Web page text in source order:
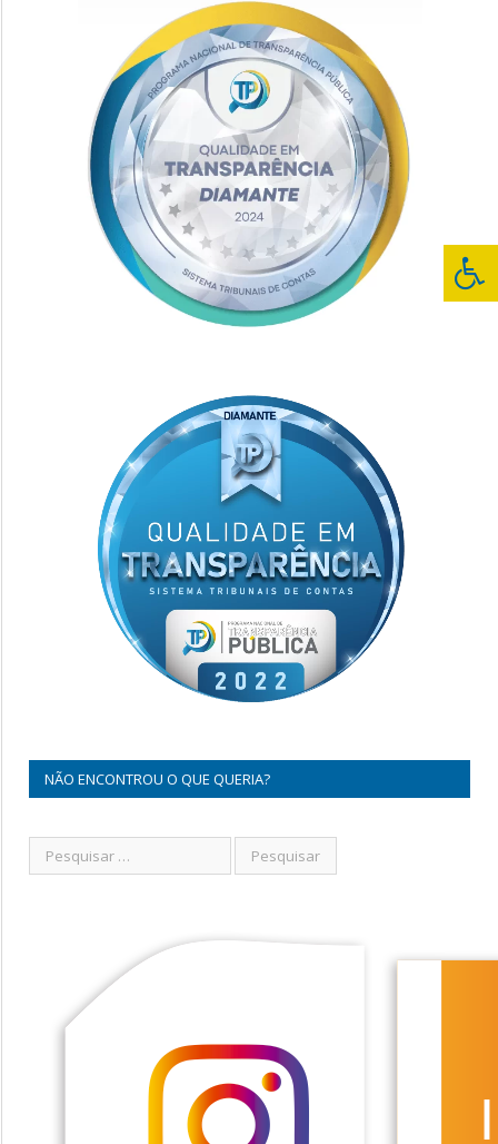
NÃO ENCONTROU O QUE QUERIA?